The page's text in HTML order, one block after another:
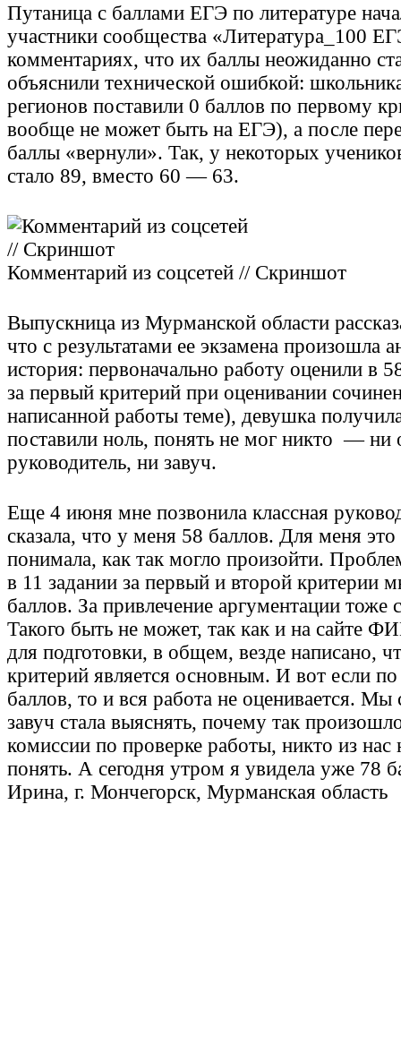
Путаница с баллами ЕГЭ по литературе
участники сообщества «Литература_100
комментариях, что их баллы неожиданно
объяснили технической ошибкой:
регионов поставили 0 баллов по первому
вообще не может быть на ЕГЭ), а после
баллы «вернули». Так, у некоторых
стало 89, вместо 60 — 63.
Комментарий из соцсетей // Скриншот
Выпускница из Мурманской области
что с результатами ее экзамена произошла
история: первоначально работу оценили в
за первый критерий при оценивании
написанной работы теме), девушка
поставили ноль, понять не мог никто — ни
руководитель, ни завуч.
Еще 4 июня мне позвонила классная
сказала, что у меня 58 баллов. Для меня
понимала, как так могло произойти.
в 11 задании за первый и второй критерии
баллов. За привлечение аргументации тоже
Такого быть не может, так как и на сайте
для подготовки, в общем, везде написано,
критерий является основным. И вот если
баллов, то и вся работа не оценивается. Мы
завуч стала выяснять, почему так
комиссии по проверке работы, никто из нас
понять. А сегодня утром я увидела уже 78
Ирина, г. Мончегорск, Мурманская область